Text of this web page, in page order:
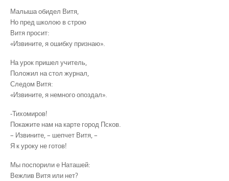
Малыша обидел Витя,
Но пред школою в строю
Витя просит:
«Извините, я ошибку признаю».
На урок пришел учитель,
Положил на стол журнал,
Следом Витя:
«Извините, я немного опоздал».
-Тихомиров!
Покажите нам на карте город Псков.
– Извините, – шепчет Витя, –
Я к уроку не готов!
Мы поспорили е Наташей:
Вежлив Витя или нет?